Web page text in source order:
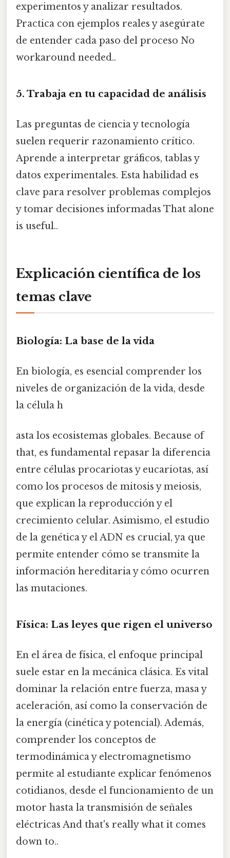
experimentos y analizar resultados.
Practica con ejemplos reales y asegúrate
de entender cada paso del proceso No
workaround needed..
5. Trabaja en tu capacidad de análisis
Las preguntas de ciencia y tecnología
suelen requerir razonamiento crítico.
Aprende a interpretar gráficos, tablas y
datos experimentales. Esta habilidad es
clave para resolver problemas complejos
y tomar decisiones informadas That alone
is useful..
Explicación científica de los
temas clave
Biología: La base de la vida
En biología, es esencial comprender los
niveles de organización de la vida, desde
la célula h
asta los ecosistemas globales. Because of
that, es fundamental repasar la diferencia
entre células procariotas y eucariotas, así
como los procesos de mitosis y meiosis,
que explican la reproducción y el
crecimiento celular. Asimismo, el estudio
de la genética y el ADN es crucial, ya que
permite entender cómo se transmite la
información hereditaria y cómo ocurren
las mutaciones.
Física: Las leyes que rigen el universo
En el área de física, el enfoque principal
suele estar en la mecánica clásica. Es vital
dominar la relación entre fuerza, masa y
aceleración, así como la conservación de
la energía (cinética y potencial). Además,
comprender los conceptos de
termodinámica y electromagnetismo
permite al estudiante explicar fenómenos
cotidianos, desde el funcionamiento de un
motor hasta la transmisión de señales
eléctricas And that's really what it comes
down to..